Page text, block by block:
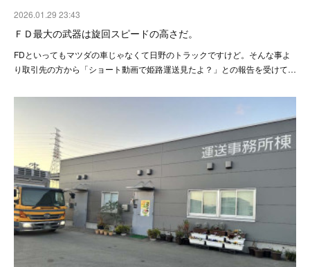
2026.01.29 23:43
ＦＤ最大の武器は旋回スピードの高さだ。
FDといってもマツダの車じゃなくて日野のトラックですけど。そんな事よ
り取引先の方から「ショート動画で姫路運送見たよ？」との報告を受けて…